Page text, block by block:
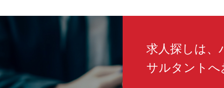
求人探しは、
サルタントへ